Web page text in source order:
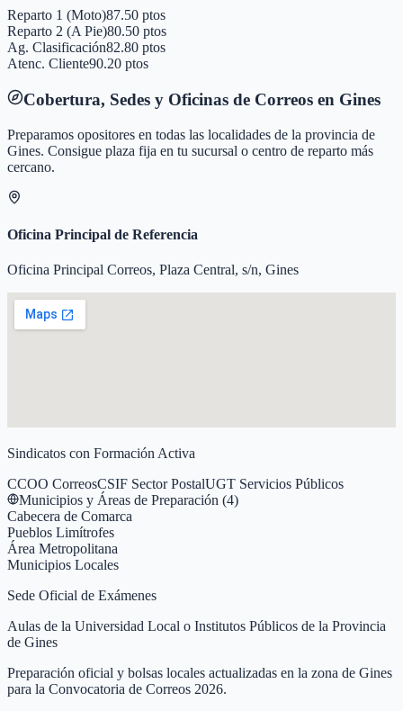
Reparto 1 (Moto)87.50 ptos
Reparto 2 (A Pie)80.50 ptos
Ag. Clasificación82.80 ptos
Atenc. Cliente90.20 ptos
Cobertura, Sedes y Oficinas de Correos en Gines
Preparamos opositores en todas las localidades de la provincia de
Gines. Consigue plaza fija en tu sucursal o centro de reparto más
cercano.
Oficina Principal de Referencia
Oficina Principal Correos, Plaza Central, s/n, Gines
Sindicatos con Formación Activa
CCOO CorreosCSIF Sector PostalUGT Servicios Públicos
Municipios y Áreas de Preparación (4)
Cabecera de Comarca
Pueblos Limítrofes
Área Metropolitana
Municipios Locales
Sede Oficial de Exámenes
Aulas de la Universidad Local o Institutos Públicos de la Provincia
de Gines
Preparación oficial y bolsas locales actualizadas en la zona de Gines
para la Convocatoria de Correos 2026.